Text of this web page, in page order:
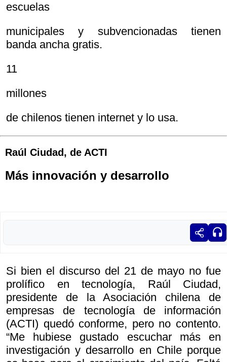
escuelas
municipales y subvencionadas tienen
banda ancha gratis.
11
millones
de chilenos tienen internet y lo usa.
Raúl Ciudad, de ACTI
Más innovación y desarrollo
Si bien el discurso del 21 de mayo no fue
prolífico en tecnología, Raúl Ciudad,
presidente de la Asociación chilena de
empresas de tecnología de información
(ACTI) quedó conforme, pero no contento.
“Me hubiese gustado escuchar más en
investigación y desarrollo en Chile porque